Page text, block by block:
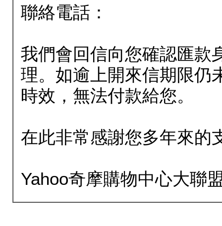
聯絡電話：
我們會回信向您確認匯款
理。如逾上開來信期限仍
時效，無法付款給您。
在此非常感謝您多年來的
Yahoo奇摩購物中心大